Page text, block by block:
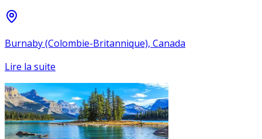
Burnaby (Colombie-Britannique), Canada
Lire la suite